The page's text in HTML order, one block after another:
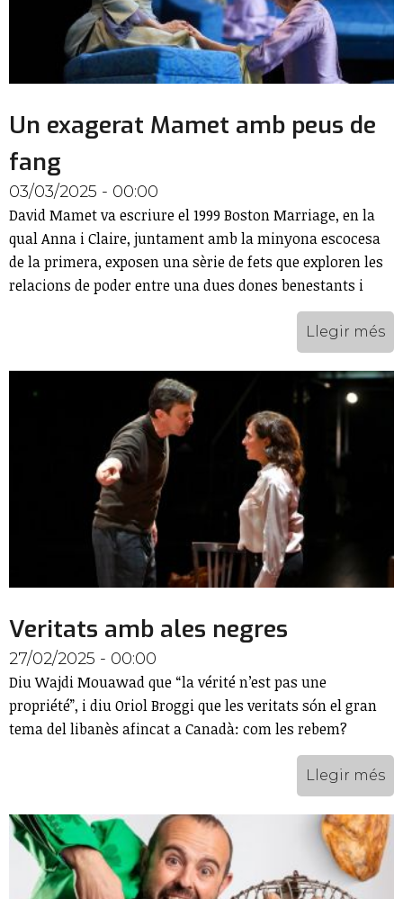
Un exagerat Mamet amb peus de
fang
03/03/2025 - 00:00
David Mamet va escriure el 1999 Boston Marriage, en la
qual Anna i Claire, juntament amb la minyona escocesa
de la primera, exposen una sèrie de fets que exploren les
relacions de poder entre una dues dones benestants i
Llegir més
Veritats amb ales negres
27/02/2025 - 00:00
Diu Wajdi Mouawad que “la vérité n’est pas une
propriété”, i diu Oriol Broggi que les veritats són el gran
tema del libanès afincat a Canadà: com les rebem?
Llegir més